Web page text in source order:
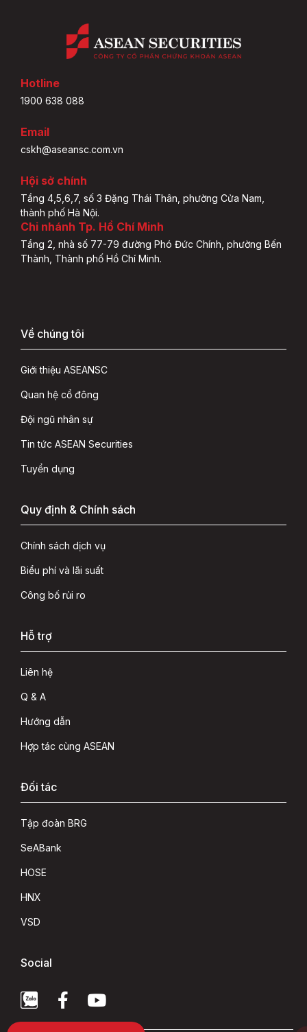
Hotline
1900 638 088
Email
cskh@aseansc.com.vn
Hội sở chính
Tầng 4,5,6,7, số 3 Đặng Thái Thân, phường Cửa Nam,
thành phố Hà Nội.
Chi nhánh Tp. Hồ Chí Minh
Tầng 2, nhà số 77-79 đường Phó Đức Chính, phường Bến
Thành, Thành phố Hồ Chí Minh.
Về chúng tôi
Giới thiệu ASEANSC
Quan hệ cổ đông
Đội ngũ nhân sự
Tin tức ASEAN Securities
Tuyển dụng
Quy định & Chính sách
Chính sách dịch vụ
Biểu phí và lãi suất
Công bố rủi ro
Hỗ trợ
Liên hệ
Q & A
Hướng dẫn
Hợp tác cùng ASEAN
Đối tác
Tập đoàn BRG
SeABank
HOSE
HNX
VSD
Social